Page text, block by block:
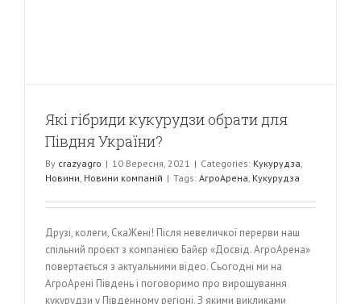
Які гібриди кукурудзи обрати для
Півдня України?
By crazyagro | 10 Вересня, 2021 | Categories: Кукурудза
Новини Новини компаній | Tags: АгроАрена Кукурудза
Друзі, колеги, СкаЖені! Після невеличкої перерви наш
спільний проєкт з компанією Байєр «Досвід. АгроАрена»
повертається з актуальними відео. Сьогодні ми на
АгроАрені Південь і поговоримо про вирощування
кукурудзи у Південному регіоні. З якими викликами